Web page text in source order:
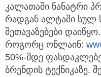
კალათაში ნანატრი
რადგან ალტაში სულ
შეთავაზებები
როგორც ონლაინ:
50%-მდე
ბრენდის ტექნიკაზე.